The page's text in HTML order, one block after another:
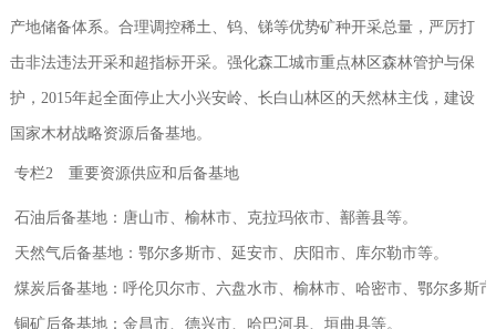
产地储备体系。合理调控稀土、钨、锑等优势矿种开采总量，严厉打
击非法违法开采和超指标开采。强化森工城市重点林区森林管护与保
护，2015年起全面停止大小兴安岭、长白山林区的天然林主伐，建设
国家木材战略资源后备基地。
专栏2 重要资源供应和后备基地
石油后备基地：唐山市、榆林市、克拉玛依市、鄯善县等。
天然气后备基地：鄂尔多斯市、延安市、庆阳市、库尔勒市等。
煤炭后备基地：呼伦贝尔市、六盘水市、榆林市、哈密市、鄂尔多斯
铜矿后备基地：金昌市、德兴市、哈巴河县、垣曲县等。